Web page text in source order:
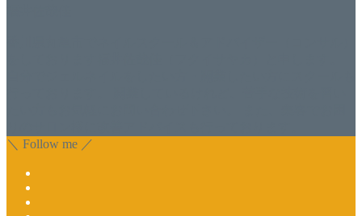
＼ Follow me ／